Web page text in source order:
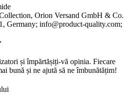
Orion Versand GmbH & Co.
, Germany; info@product-quality.com;
și împărtășiți-vă opinia. Fiecare
bună și ne ajută să ne îmbunătățim!